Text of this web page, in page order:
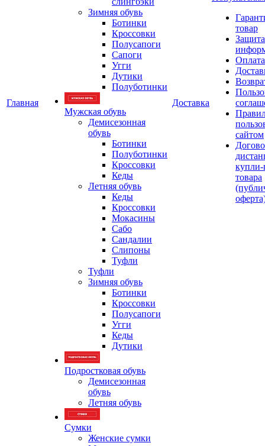
Главная
Зимняя обувь
Ботинки
Кроссовки
Полусапоги
Сапоги
Угги
Дутики
Полуботинки
Мужская обувь
Демисезонная
обувь
Ботинки
Полуботинки
Кроссовки
Кеды
Летняя обувь
Кеды
Кроссовки
Мокасины
Сабо
Сандалии
Слипоны
Туфли
Туфли
Зимняя обувь
Ботинки
Кроссовки
Полусапоги
Угги
Кеды
Дутики
Подростковая обувь
Демисезонная
обувь
Летняя обувь
Сумки
Женские сумки
Доставка
товар
Защита
Оплата
сайтом
товара